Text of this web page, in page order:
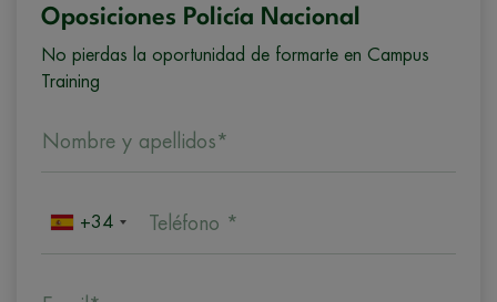
Oposiciones Policía Nacional
No pierdas la oportunidad de formarte en Campus
Training
Nombre y apellidos*
+34 Teléfono *